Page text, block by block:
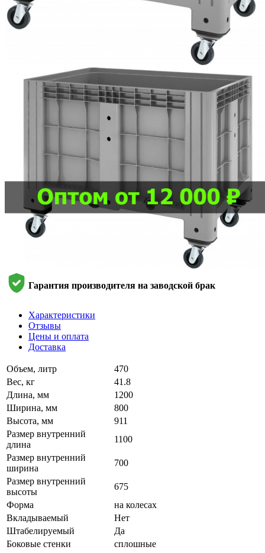
Гарантия производителя на заводской брак
Характеристики
Отзывы
Цены и оплата
Доставка
Объем, литр
470
Вес, кг
41.8
Длина, мм
1200
Ширина, мм
800
Высота, мм
911
Размер внутренний
длина
1100
Размер внутренний
ширина
700
Размер внутренний
высоты
675
Форма
на колесах
Вкладываемый
Нет
Штабелируемый
Да
Боковые стенки
сплошные